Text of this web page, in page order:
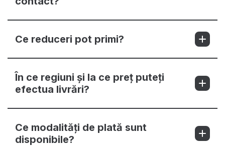
Ce reduceri pot primi?
În ce regiuni și la ce preț puteți
efectua livrări?
Ce modalități de plată sunt
disponibile?